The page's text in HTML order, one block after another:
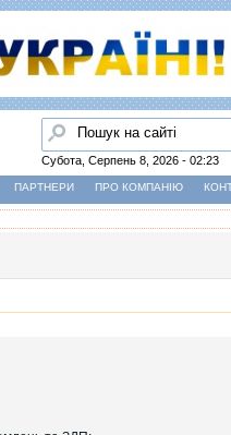
Пошук
Субота, Серпень 8, 2026 - 02:23
ПАРТНЕРИ ПРО КОМПАНІЮ